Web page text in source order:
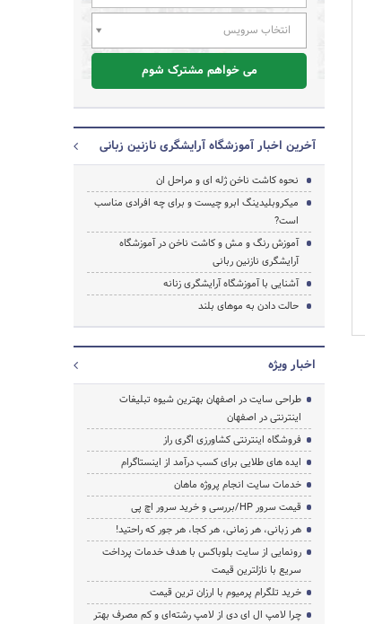
انتخاب سرویس
می خواهم مشترک شوم
آخرین اخبار آموزشگاه آرایشگری نازنین زبانی
نحوه کاشت ناخن ژله ای و مراحل ان
میکروبلیدینگ ابرو چیست و برای چه افرادی مناسب
است?
آموزش رنگ و مش و کاشت ناخن در آموزشگاه
آرایشگری نازنین ربانی
آشنایی با آموزشگاه آرایشگری زنانه
حالت دادن به موهای بلند
اخبار ویژه
طراحی سایت در اصفهان بهترین شیوه تبلیغات
اینترنتی در اصفهان
فروشگاه اینترنتی کشاورزی اگری راز
ایده های طلایی برای کسب درآمد از اینستاگرام
خدمات سایت انجام پروژه ماهان
قیمت سرور HP/بررسی و خرید سرور اچ پی
هر زبانی، هر زمانی، هر کجا، هر جور که راحتید!
رونمایی از سایت بلوباکس با هدف خدمات پرداخت
سریع با نازلترین قیمت
خرید تلگرام پرمیوم با ارزان ترین قیمت
چرا لامپ ال ای دی از لامپ رشته‌ای و کم مصرف بهتر